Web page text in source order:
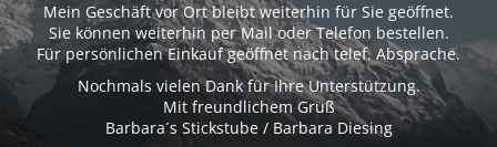
Mein Geschäft vor Ort bleibt weiterhin für Sie geöffnet.
Sie können weiterhin per Mail oder Telefon bestellen.
Für persönlichen Einkauf geöffnet nach telef. Absprache.
Nochmals vielen Dank für Ihre Unterstützung.
Mit freundlichem Gruß
Barbara´s Stickstube / Barbara Diesing